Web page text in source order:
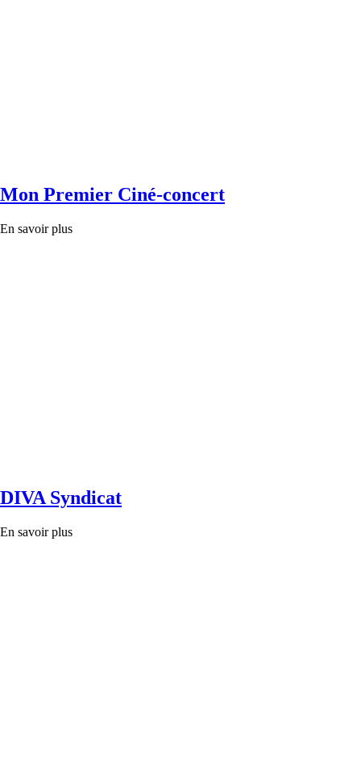
Mon Premier Ciné-concert
En savoir plus
DIVA Syndicat
En savoir plus